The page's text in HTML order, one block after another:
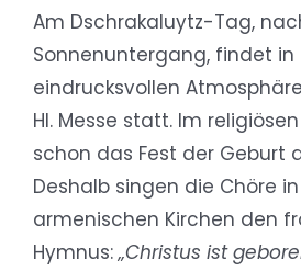
Am Dschrakaluytz-Tag,
Sonnenuntergang, findet in
eindrucksvollen
Hl. Messe statt. Im
schon das Fest der Geburt
Deshalb singen die Chöre
armenischen Kirchen den
Hymnus:„Christus ist